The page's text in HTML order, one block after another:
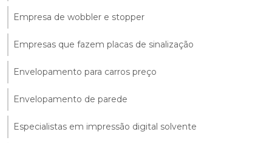
Empresa de wobbler e stopper
Empresas que fazem placas de sinalização
Envelopamento para carros preço
Envelopamento de parede
Especialistas em impressão digital solvente